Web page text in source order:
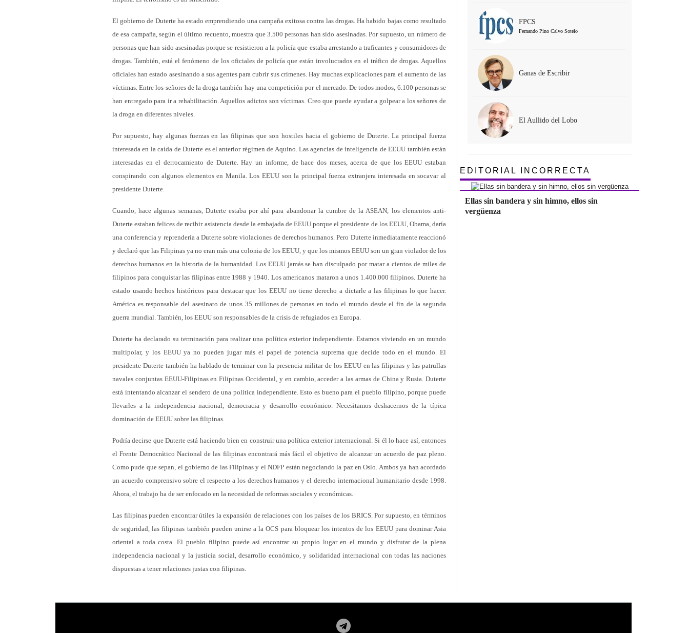
El gobierno de Duterte ha estado emprendiendo una campaña exitosa contra las drogas. Ha habido bajas como resultado
de esa campaña, según el último recuento, muestra que 3.500 personas han sido asesinadas. Por supuesto, un número de
personas que han sido asesinadas porque se resistieron a la policía que estaba arrestando a traficantes y consumidores de
drogas. También, está el fenómeno de los oficiales de policía que están involucrados en el tráfico de drogas. Aquellos
oficiales han estado asesinando a sus agentes para cubrir sus crímenes. Hay muchas explicaciones para el aumento de las
víctimas. Entre los señores de la droga también hay una competición por el mercado. De todos modos, 6.100 personas se
han entregado para ir a rehabilitación. Aquellos adictos son víctimas. Creo que puede ayudar a golpear a los señores de
la droga en diferentes niveles.
Por supuesto, hay algunas fuerzas en las filipinas que son hostiles hacia el gobierno de Duterte. La principal fuerza
interesada en la caída de Duterte es el anterior régimen de Aquino. Las agencias de inteligencia de EEUU también están
interesadas en el derrocamiento de Duterte. Hay un informe, de hace dos meses, acerca de que los EEUU estaban
conspirando con algunos elementos en Manila. Los EEUU son la principal fuerza extranjera interesada en socavar al
presidente Duterte.
Cuando, hace algunas semanas, Duterte estaba por ahí para abandonar la cumbre de la ASEAN, los elementos anti-
Duterte estaban felices de recibir asistencia desde la embajada de EEUU porque el presidente de los EEUU, Obama, daría
una conferencia y reprendería a Duterte sobre violaciones de derechos humanos. Pero Duterte inmediatamente reaccionó
y declaró que las Filipinas ya no eran más una colonia de los EEUU, y que los mismos EEUU son un gran violador de los
derechos humanos en la historia de la humanidad. Los EEUU jamás se han disculpado por matar a cientos de miles de
filipinos para conquistar las filipinas entre 1988 y 1940. Los americanos mataron a unos 1.400.000 filipinos. Duterte ha
estado usando hechos históricos para destacar que los EEUU no tiene derecho a dictarle a las filipinas lo que hacer.
América es responsable del asesinato de unos 35 millones de personas en todo el mundo desde el fin de la segunda
guerra mundial. También, los EEUU son responsables de la crisis de refugiados en Europa.
Duterte ha declarado su terminación para realizar una política exterior independiente. Estamos viviendo en un mundo
multipolar, y los EEUU ya no pueden jugar más el papel de potencia suprema que decide todo en el mundo. El
presidente Duterte también ha hablado de terminar con la presencia militar de los EEUU en las filipinas y las patrullas
navales conjuntas EEUU-Filipinas en Filipinas Occidental, y en cambio, acceder a las armas de China y Rusia. Duterte
está intentando alcanzar el sendero de una política independiente. Esto es bueno para el pueblo filipino, porque puede
llevarles a la independencia nacional, democracia y desarrollo económico. Necesitamos deshacernos de la típica
dominación de EEUU sobre las filipinas.
Podría decirse que Duterte está haciendo bien en construir una política exterior internacional. Si él lo hace así, entonces
el Frente Democrático Nacional de las filipinas encontrará más fácil el objetivo de alcanzar un acuerdo de paz pleno.
Como pude que sepan, el gobierno de las Filipinas y el NDFP están negociando la paz en Oslo. Ambos ya han acordado
un acuerdo comprensivo sobre el respecto a los derechos humanos y el derecho internacional humanitario desde 1998.
Ahora, el trabajo ha de ser enfocado en la necesidad de reformas sociales y económicas.
Las filipinas pueden encontrar útiles la expansión de relaciones con los países de los BRICS. Por supuesto, en términos
de seguridad, las filipinas también pueden unirse a la OCS para bloquear los intentos de los EEUU para dominar Asia
oriental a toda costa. El pueblo filipino puede así encontrar su propio lugar en el mundo y disfrutar de la plena
independencia nacional y la justicia social, desarrollo económico, y solidaridad internacional con todas las naciones
dispuestas a tener relaciones justas con filipinas.
FPCS
Fernando Pino Calvo Sotelo
Ganas de Escribir
El Aullido del Lobo
EDITORIAL INCORRECTA
Ellas sin bandera y sin himno, ellos sin
vergüenza